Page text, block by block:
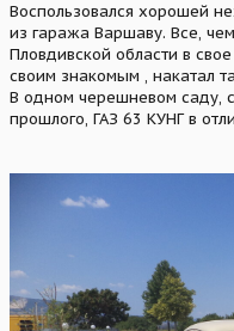
Воспользовался хорошей
из гаража Варшаву. Все,
Пловдивской области в
своим знакомым , накатал
В одном черешневом саду,
прошлого, ГАЗ 63 КУНГ в